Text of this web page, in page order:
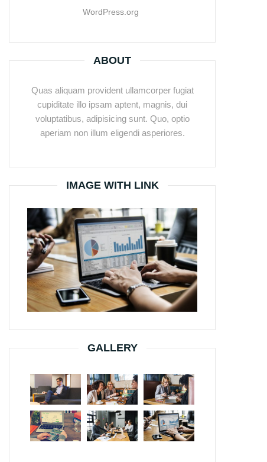
WordPress.org
ABOUT
Quas aliquam provident ullamcorper fugiat
cupiditate illo ipsam aptent, magnis, dui
voluptatibus, adipisicing sunt. Quo, optio
aperiam non illum eligendi asperiores.
IMAGE WITH LINK
GALLERY